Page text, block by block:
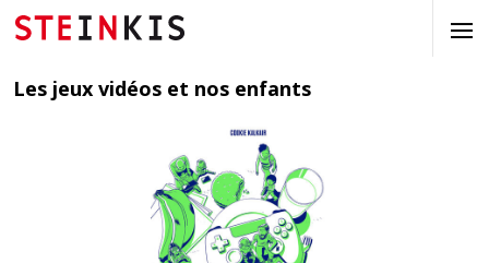
Les jeux vidéos et nos enfants